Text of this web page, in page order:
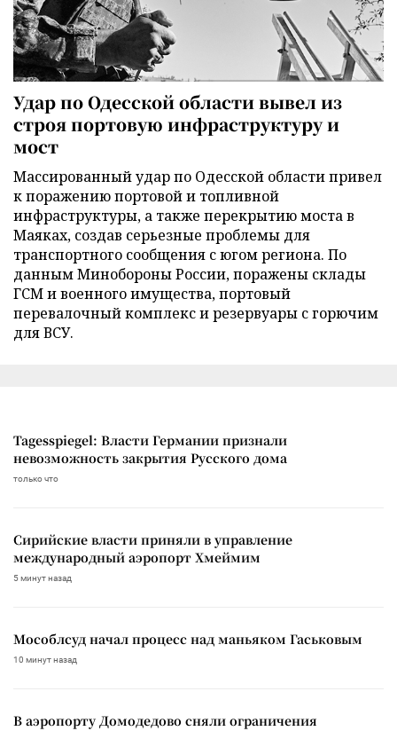
Удар по Одесской области вывел из
строя портовую инфраструктуру и
мост
Массированный удар по Одесской области привел
к поражению портовой и топливной
инфраструктуры, а также перекрытию моста в
Маяках, создав серьезные проблемы для
транспортного сообщения с югом региона. По
данным Минобороны России, поражены склады
ГСМ и военного имущества, портовый
перевалочный комплекс и резервуары с горючим
для ВСУ.
Tagesspiegel: Власти Германии признали
невозможность закрытия Русского дома
только что
Сирийские власти приняли в управление
международный аэропорт Хмеймим
5 минут назад
Мособлсуд начал процесс над маньяком Гаськовым
10 минут назад
В аэропорту Домодедово сняли ограничения